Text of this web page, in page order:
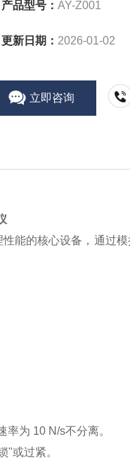
产品型号： AY-Z001
更新日期： 2026-01-02
立即咨询
能的核心设备，通过
率为 10 N/s不分离。
"或过紧。